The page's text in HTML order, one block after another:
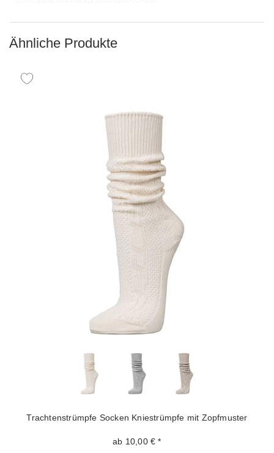
Ähnliche Produkte
Trachtenstrümpfe Socken Kniestrümpfe mit Zopfmuster
ab 10,00 € *